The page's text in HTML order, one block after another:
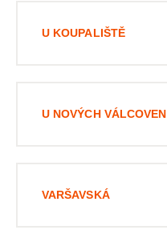
U KOUPALIŠTĚ
U NOVÝCH VÁLCOVEN
VARŠAVSKÁ